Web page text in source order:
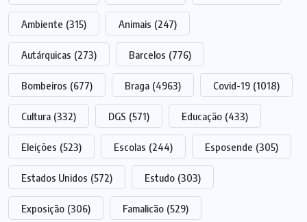
Ambiente (315) Animais (247)
Autárquicas (273) Barcelos (776)
Bombeiros (677) Braga (4963) Covid-19 (1018)
Cultura (332) DGS (571) Educação (433)
Eleições (523) Escolas (244) Esposende (305)
Estados Unidos (572) Estudo (303)
Exposição (306) Famalicão (529)